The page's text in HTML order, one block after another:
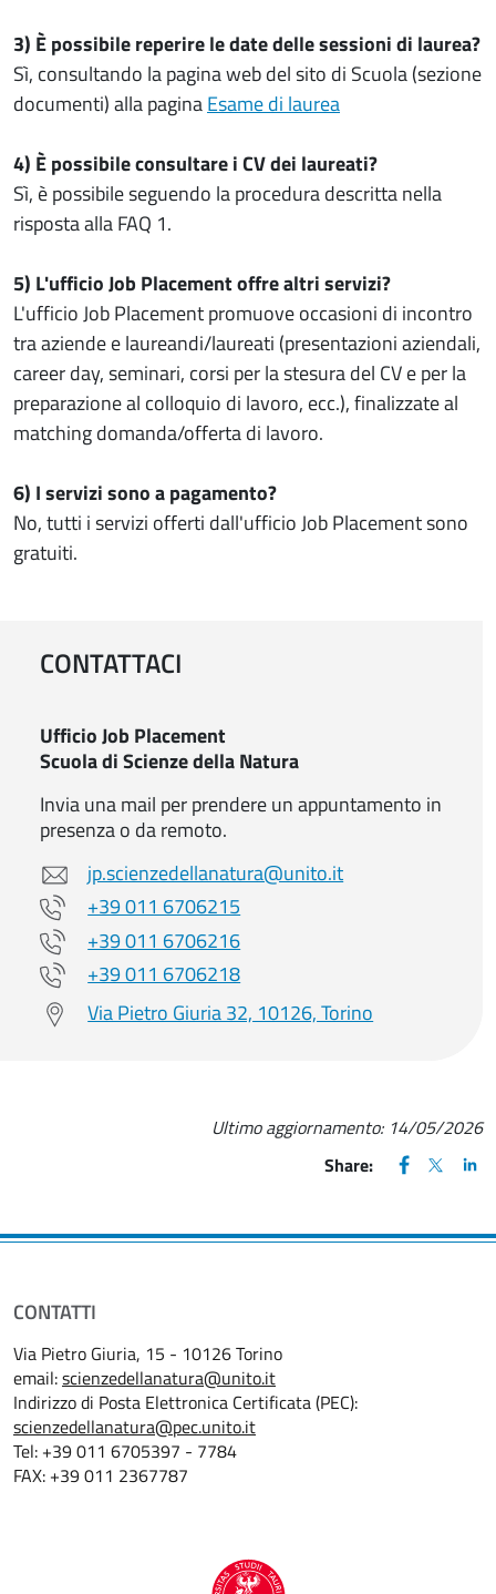
3) È possibile reperire le date delle sessioni di laurea?
Sì, consultando la pagina web del sito di Scuola (sezione
documenti) alla paginaEsame di laurea
4) È possibile consultare i CV dei laureati?
Sì, è possibile seguendo la procedura descritta nella
risposta alla FAQ 1.
5) L'ufficio Job Placement offre altri servizi?
L'ufficio Job Placement promuove occasioni di incontro
tra aziende e laureandi/laureati (presentazioni aziendali,
career day, seminari, corsi per la stesura del CV e per la
preparazione al colloquio di lavoro, ecc.), finalizzate al
matching domanda/offerta di lavoro.
6) I servizi sono a pagamento?
No, tutti i servizi offerti dall'ufficio Job Placement sono
gratuiti.
CONTATTACI
Ufficio Job Placement
Scuola di Scienze della Natura
Invia una mail per prendere un appuntamento in
presenza o da remoto.
jp.scienzedellanatura@unito.it
+39 011 6706215
+39 011 6706216
+39 011 6706218
Via Pietro Giuria 32, 10126, Torino
Ultimo aggiornamento: 14/05/2026
Share:
FACEBOOK
(apre una
X
(apre
CONTATTI
Via Pietro Giuria, 15 - 10126 Torino
email:scienzedellanatura@unito.it
Indirizzo di Posta Elettronica Certificata (PEC):
scienzedellanatura@pec.unito.it
Tel: +39 011 6705397 - 7784
FAX: +39 011 2367787